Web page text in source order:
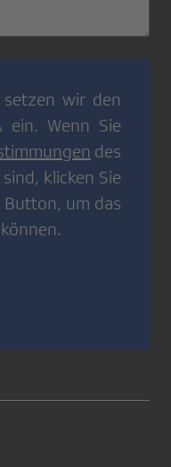
wir den
ein. Wenn Sie
des
klicken Sie
um das